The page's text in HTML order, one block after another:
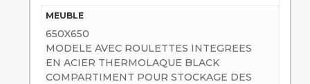
MEUBLE
650X650
MODELE AVEC ROULETTES INTEGREES
EN ACIER THERMOLAQUE BLACK
COMPARTIMENT POUR STOCKAGE DES